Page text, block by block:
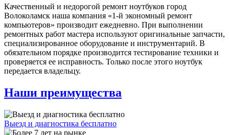
Качественный и недорогой ремонт ноутбуков город
Волоколамск наша компания «1-й экономный ремонт
компьютеров» производит ежедневно. При выполнении
ремонтных работ мастера используют оригинальные запчасти,
специализированное оборудование и инструментарий. В
обязательном порядке производится тестирование техники и
проверяется ее исправность. Только после этого ноутбук
передается владельцу.
Наши преимущества
Выезд и диагностика бесплатно